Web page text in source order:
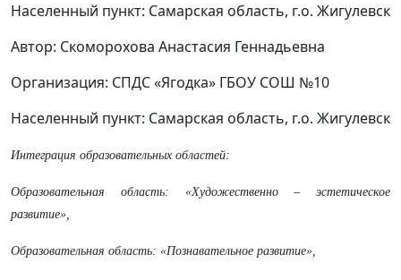
Населенный пункт: Самарская область, г.о. Жигулевск
Автор: Скоморохова Анастасия Геннадьевна
Организация: СПДС «Ягодка» ГБОУ СОШ №10
Населенный пункт: Самарская область, г.о. Жигулевск
Интеграция образовательных областей:
Образовательная область: «Художественно – эстетическое
развитие»,
Образовательная область: «Познавательное развитие»,